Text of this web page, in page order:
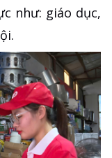
như: giáo dục,